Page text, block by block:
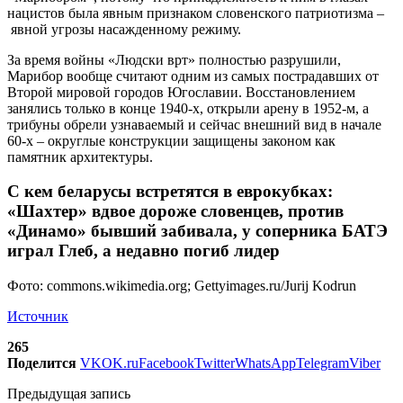
нацистов была явным признаком словенского патриотизма –
явной угрозы насажденному режиму.
За время войны «Людски врт» полностью разрушили,
Марибор вообще считают одним из самых пострадавших от
Второй мировой городов Югославии. Восстановлением
занялись только в конце 1940-х, открыли арену в 1952-м, а
трибуны обрели узнаваемый и сейчас внешний вид в начале
60-х – округлые конструкции защищены законом как
памятник архитектуры.
С кем беларусы встретятся в еврокубках:
«Шахтер» вдвое дороже словенцев, против
«Динамо» бывший забивала, у соперника БАТЭ
играл Глеб, а недавно погиб лидер
Фото: commons.wikimedia.org; Gettyimages.ru/Jurij Kodrun
Источник
265
Поделится VKOK.ruFacebookTwitterWhatsAppTelegramViber
Предыдущая запись